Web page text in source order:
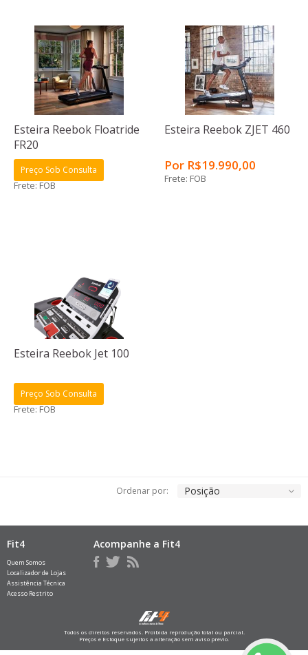
Esteira Reebok Floatride
FR20
Preço Sob Consulta
Frete: FOB
Esteira Reebok ZJET 460
Por R$19.990,00
Frete: FOB
Esteira Reebok Jet 100
Preço Sob Consulta
Frete: FOB
Ordenar por: Posição
Fit4
Quem Somos
Localizador de Lojas
Assistência Técnica
Acesso Restrito
Acompanhe a Fit4
Todos os direitos reservados. Proibida reprodução total ou parcial.
Preços e Estoque sujeitos a alteração sem aviso prévio.